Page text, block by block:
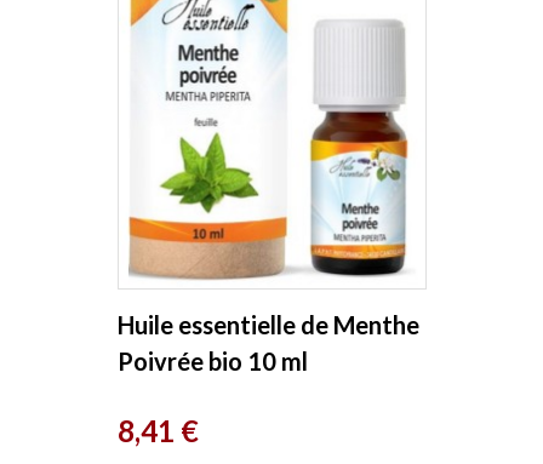
Huile essentielle de Menthe
Poivrée bio 10 ml
Prix
8,41 €